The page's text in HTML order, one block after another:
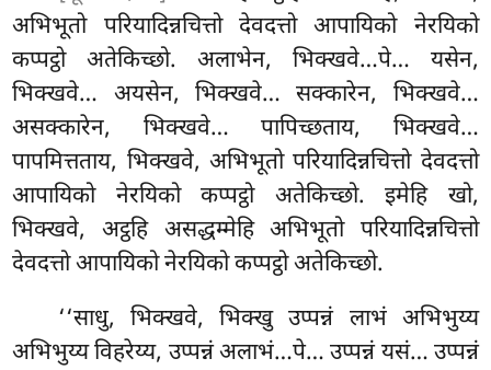
अभिभूतो परियादिन्नचित्तो देवदत्तो आपायिको नेरयिको
कप्पट्ठो अतेकिच्छो. अलाभेन, भिक्खवे…पे… यसेन,
भिक्खवे… अयसेन, भिक्खवे… सक्कारेन, भिक्खवे…
असक्कारेन, भिक्खवे… पापिच्छताय, भिक्खवे…
पापमित्तताय, भिक्खवे, अभिभूतो परियादिन्नचित्तो देवदत्तो
आपायिको नेरयिको कप्पट्ठो अतेकिच्छो. इमेहि खो,
भिक्खवे, अट्ठहि असद्धम्मेहि अभिभूतो परियादिन्नचित्तो
देवदत्तो आपायिकोनेरयिको कप्पट्ठो अतेकिच्छो.
‘‘साधु, भिक्खवे, भिक्खु उप्पन्नं लाभं अभिभुय्य
अभिभुय्य विहरेय्य, उप्पन्नं अलाभं…पे… उप्पन्नं यसं… उप्पन्नं